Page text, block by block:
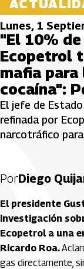
Lunes, 1
"El 10%
Ecopetrol
mafia para
cocaína":
El jefe de
refinada por
narcotráfico
PorDiego
El presidente
investigación
Ecopetrol a una
Ricardo Roa.
gas directamente,